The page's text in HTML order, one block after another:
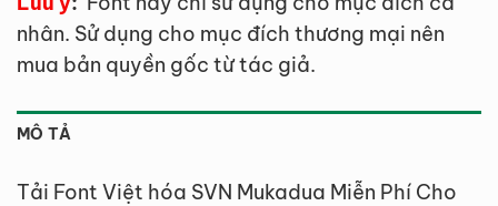
nhân. Sử dụng cho mục đích thương mại nên
mua bản quyền gốc từ tác giả.
MÔ TẢ
Tải Font Việt hóa SVN Mukadua Miễn Phí Cho